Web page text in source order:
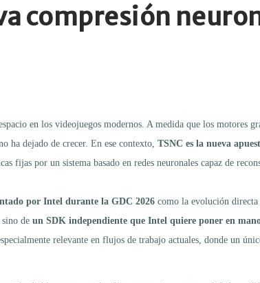
compresión
en los videojuegos modernos. A medida que los motores
ha dejado de crecer. En ese contexto, TSNC es la nueva
fijas por un sistema basado en redes neuronales capaz de
por Intel durante la GDC 2026 como la evolución
de un SDK independiente que Intel quiere poner en
relevante en flujos de trabajo actuales, donde un